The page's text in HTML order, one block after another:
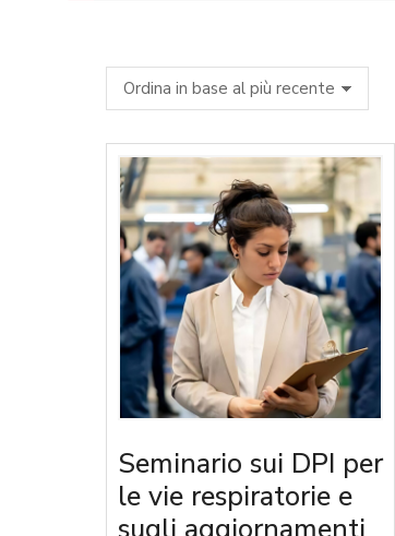
Seminario sui DPI per
le vie respiratorie e